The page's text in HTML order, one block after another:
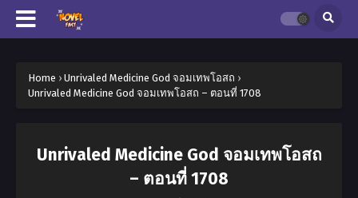
Home › Unrivaled Medicine God จอมเทพโอสถ ›
Unrivaled Medicine God จอมเทพโอสถ – ตอนที่ 1708
Unrivaled Medicine God จอมเทพโอสถ
– ตอนที่ 1708